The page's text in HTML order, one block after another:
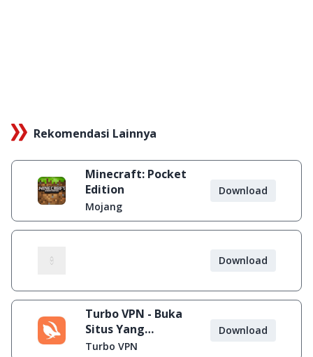
Rekomendasi Lainnya
Minecraft: Pocket
Edition
Mojang
Download
Download
Turbo VPN - Buka
Situs Yang
Diblokir
Turbo VPN
Download